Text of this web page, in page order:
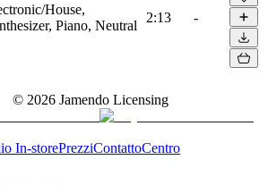
House,
Piano, Neutral
2:13 -
© 2026 Jamendo Licensing
In-storePrezziContattoCentro